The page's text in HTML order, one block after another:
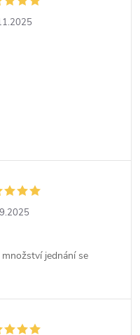
jednání se